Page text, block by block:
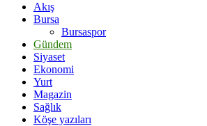
Akış
Bursa
Bursaspor
Gündem
Siyaset
Ekonomi
Yurt
Magazin
Sağlık
Köşe yazıları